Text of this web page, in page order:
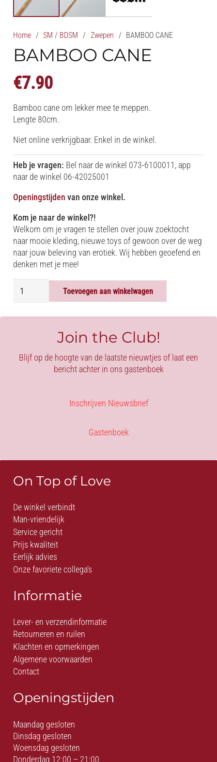
Home / SM / BDSM / Zwepen / BAMBOO CANE
BAMBOO CANE
€7.90
Bamboo cane om lekker mee te meppen.
Lengte 80cm.
Niet online verkrijgbaar. Enkel in de winkel.
Heb je vragen: Bel naar de winkel 073-6100011, app
naar de winkel 06-42025001
Openingstijden van onze winkel.
Kom je naar de winkel?!
Welkom om je vragen te stellen over jouw zoektocht
naar mooie kleding, nieuwe toys of gewoon over de weg
naar jouw beleving van erotiek. Wij hebben geoefend en
denken met je mee!
CANE
Toevoegen aan winkelwagen
Join the Club!
Blijf op de hoogte van de laatste nieuwtjes of laat een
bericht achter in ons gastenboek
Inschrijven Nieuwsbrief
Gastenboek
On Top of Love
De winkel verbindt
Man-vriendelijk
Service gericht
Prijs kwaliteit
Eerlijk advies
Onze favoriete collega’s
Informatie
Lever- en verzendinformatie
Retourneren en ruilen
Klachten en opmerkingen
Algemene voorwaarden
Contact
Openingstijden
Maandag gesloten
Dinsdag gesloten
Woensdag gesloten
Donderdag 12:00 – 21:00